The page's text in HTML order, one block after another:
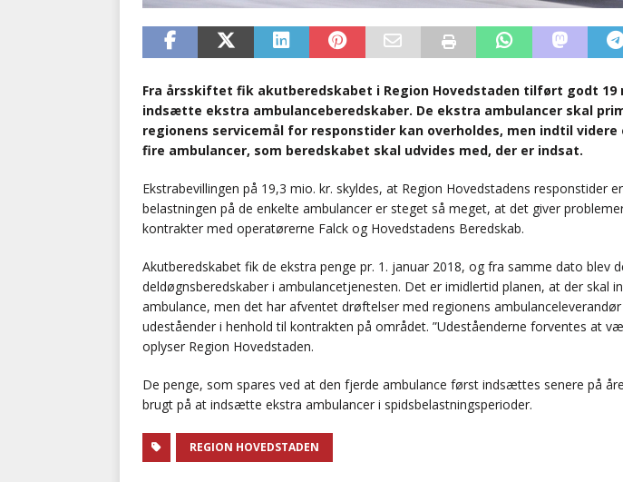
Fra årsskiftet fik akutberedskabet i Region Hovedstaden tilført godt 19
indsætte ekstra ambulanceberedskaber. De ekstra ambulancer skal
regionens servicemål for responstider kan overholdes, men indtil
fire ambulancer, som beredskabet skal udvides med, der er indsat.
Ekstrabevillingen på 19,3 mio. kr. skyldes, at Region Hovedstadens responstider
belastningen på de enkelte ambulancer er steget så meget, at det giver
kontrakter med operatørerne Falck og Hovedstadens Beredskab.
Akutberedskabet fik de ekstra penge pr. 1. januar 2018, og fra samme dato blev
deldøgnsberedskaber i ambulancetjenesten. Det er imidlertid planen, at der skal
ambulance, men det har afventet drøftelser med regionens
udeståender i henhold til kontrakten på området. ”Udeståenderne forventes at
oplyser Region Hovedstaden.
De penge, som spares ved at den fjerde ambulance først indsættes senere på
brugt på at indsætte ekstra ambulancer i spidsbelastningsperioder.
REGION HOVEDSTADEN